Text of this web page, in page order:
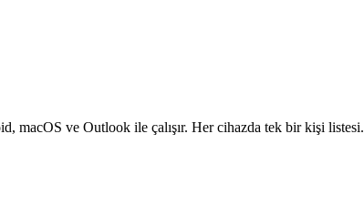
ve Outlook ile çalışır. Her cihazda tek bir kişi listesi.